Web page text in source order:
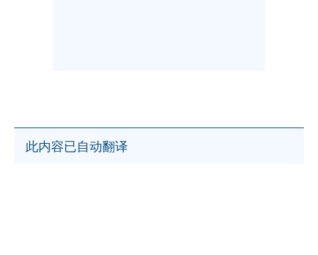
此内容已自动翻译